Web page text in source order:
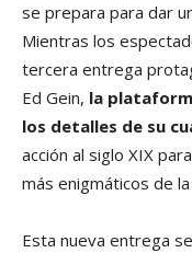
se prepara para dar
Mientras los
tercera entrega
Ed Gein, la
los detalles de su
acción al siglo XIX
más enigmáticos de
Esta nueva entrega